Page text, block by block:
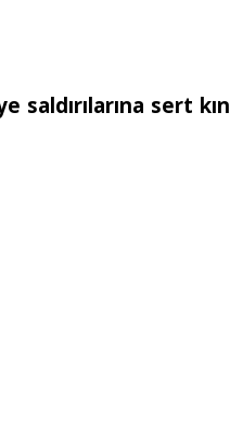
saldırılarına sert